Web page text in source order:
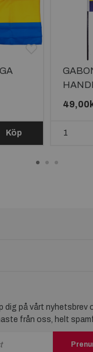
Köp
dig på vårt nyhetsbrev
från oss, helt